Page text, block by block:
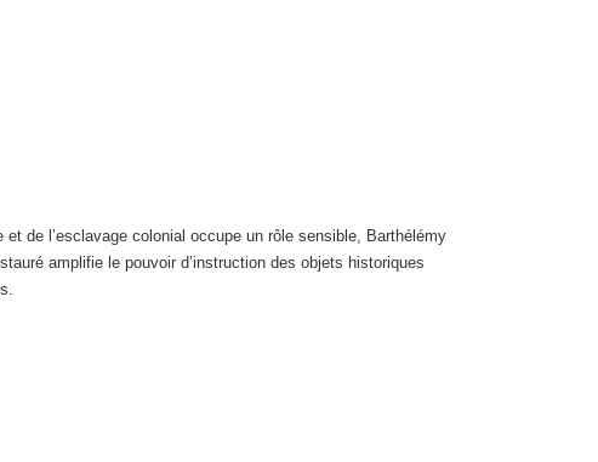
de l’esclavage colonial occupe un rôle sensible, Barthélémy
amplifie le pouvoir d’instruction des objets historiques